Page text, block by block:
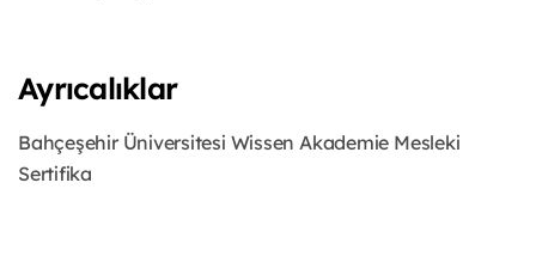
Ayrıcalıklar
Bahçeşehir Üniversitesi Wissen Akademie Mesleki
Sertifika